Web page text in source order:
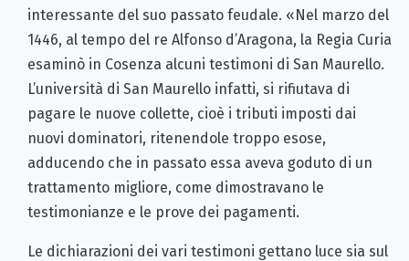
interessante del suo passato feudale. «Nel marzo del
1446, al tempo del re Alfonso d’Aragona, la Regia Curia
esaminò in Cosenza alcuni testimoni di San Maurello.
L’università di San Maurello infatti, si rifiutava di
pagare le nuove collette, cioè i tributi imposti dai
nuovi dominatori, ritenendole troppo esose,
adducendo che in passato essa aveva goduto di un
trattamento migliore, come dimostravano le
testimonianze e le prove dei pagamenti.
Le dichiarazioni dei vari testimoni gettano luce sia sul